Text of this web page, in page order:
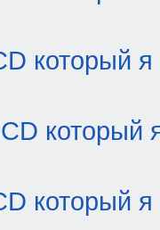
который я
который
который я